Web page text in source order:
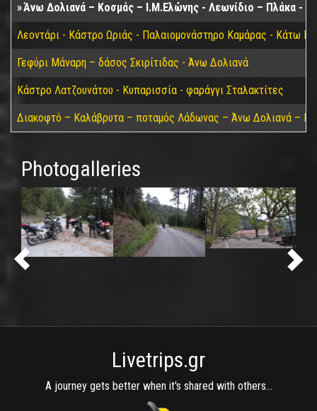
Άνω Δολιανά – Κοσμάς – Ι.Μ.Ελώνης - Λεωνίδιο – Πλάκα -
Λεοντάρι - Κάστρο Ωριάς - Παλαιομονάστηρο Καμάρας - Κάτω
Γεφύρι Μάναρη – δάσος Σκιρίτιδας - Άνω Δολιανά
Κάστρο Λατζουνάτου - Κυπαρισσία - φαράγγι Σταλακτίτες
Διακοφτό – Καλάβρυτα – ποταμός Λάδωνας – Άνω Δολιανά –
Photogalleries
Livetrips.gr
A journey gets better when it's shared with others...